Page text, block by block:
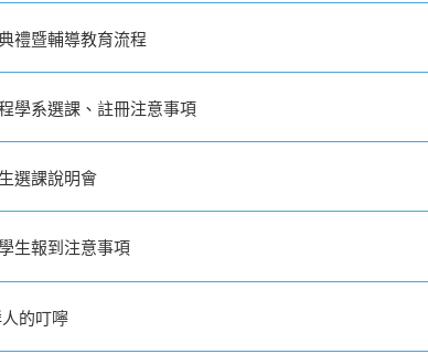
禮暨輔導教育流程
學系選課、註冊注意事項
選課說明會
生報到注意事項
的叮嚀